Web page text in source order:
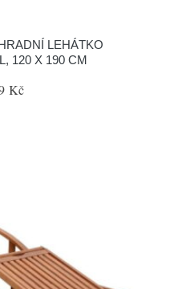
LEHÁTKO
120 X 190 CM
Kč